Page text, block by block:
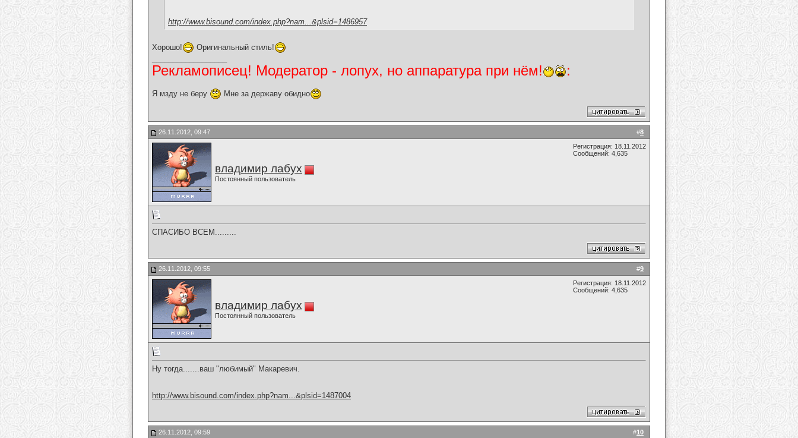
http://www.bisound.com/index.php?nam...&plsid=1486957
Хорошо!
Оригинальный стиль!
Рекламописец! Модератор - лопух, но аппаратура при нём! :
Я мзду не беру Мне за державу обидно
#8
26.11.2012, 09:47
владимир лабух
Постоянный пользователь
Регистрация: 18.11.2012
Сообщений: 4,635
СПАСИБО ВСЕМ.........
#9
26.11.2012, 09:55
владимир лабух
Постоянный пользователь
Регистрация: 18.11.2012
Сообщений: 4,635
Ну тогда.......ваш "любимый" Макаревич.
http://www.bisound.com/index.php?nam...&plsid=1487004
#10
26.11.2012, 09:59